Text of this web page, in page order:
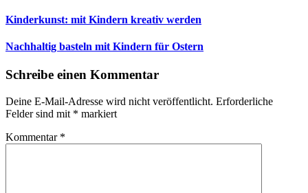
Kinderkunst: mit Kindern kreativ werden
Nachhaltig basteln mit Kindern für Ostern
Schreibe einen Kommentar
Deine E-Mail-Adresse wird nicht veröffentlicht. Erforderliche
Felder sind mit * markiert
Kommentar *